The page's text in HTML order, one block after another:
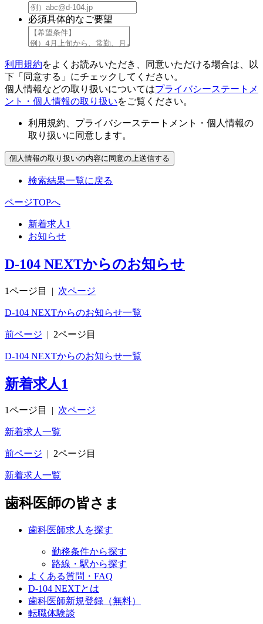
必須具体的なご要望
利用規約をよくお読みいただき、同意いただける場合は、以
下「同意する」にチェックしてください。
個人情報などの取り扱いについてはプライバシーステートメ
ント・個人情報の取り扱いをご覧ください。
利用規約、プライバシーステートメント・個人情報の
取り扱いに同意します。
検索結果一覧に戻る
ページTOPへ
新着求人 1
お知らせ
D-104 NEXTからのお知らせ
1ページ目 | 次ページ
D-104 NEXTからのお知らせ一覧
前ページ | 2ページ目
D-104 NEXTからのお知らせ一覧
新着求人1
1ページ目 次ページ
新着求人一覧
前ページ 2ページ目
新着求人一覧
歯科医師の皆さま
歯科医師求人を探す
勤務条件から探す
路線・駅から探す
よくある質問・FAQ
D-104 NEXTとは
歯科医師新規登録（無料）
転職体験談